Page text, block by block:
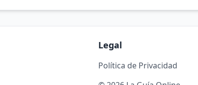
Legal
Política de Privacidad